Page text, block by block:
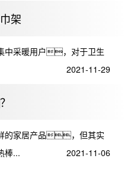
架
采暖用户，对于卫生
2021-11-29
家居产品，但其实
棒...
2021-11-06